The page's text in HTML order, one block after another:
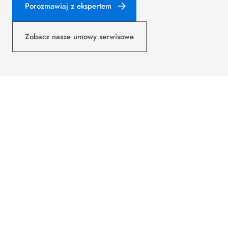
Porozmawiaj z ekspertem
Zobacz nasze umowy serwisowe